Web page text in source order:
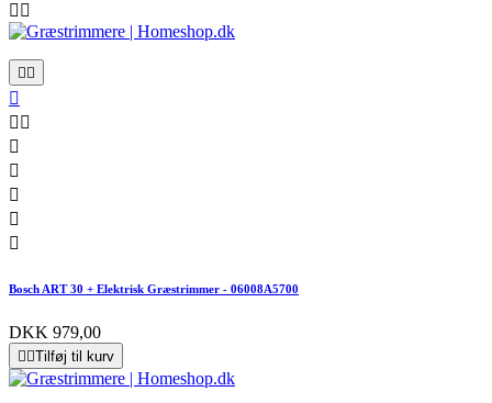
 
 

 





Bosch ART 30 + Elektrisk Græstrimmer - 06008A5700
DKK 979,00
 Tilføj til kurv